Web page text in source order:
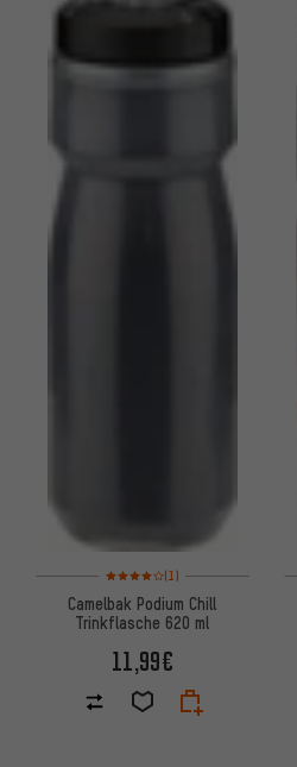
Bewertungen: 4 von 5
(1)
Camelbak Podium Chill
Trinkflasche 620 ml
11,99€